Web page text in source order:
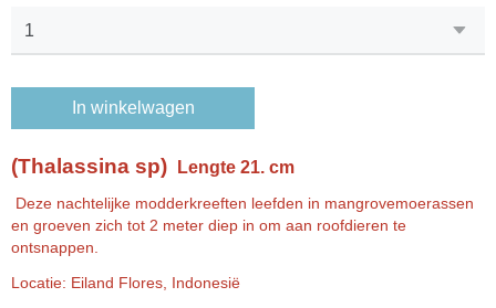
In winkelwagen
(Thalassina sp) Lengte 21. cm
Deze nachtelijke modderkreeften leefden in mangrovemoerassen
en groeven zich tot 2 meter diep in om aan roofdieren te
ontsnappen.
Locatie: Eiland Flores, Indonesië